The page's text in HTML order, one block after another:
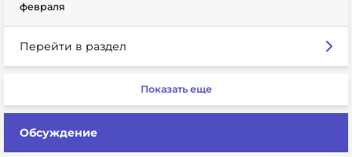
февраля
Перейти в раздел
Показать еще
Обсуждение